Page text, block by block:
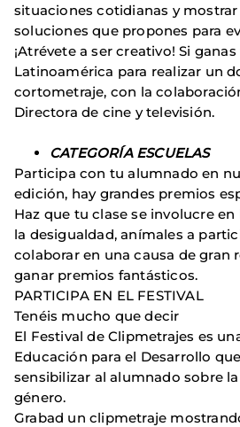
situaciones cotidianas y mostrar
soluciones que propones para
¡Atrévete a ser creativo! Si ganas
Latinoamérica para realizar un
cortometraje, con la
Directora de cine y televisión.
CATEGORÍA ESCUELAS
Participa con tu alumnado en
edición, hay grandes premios
Haz que tu clase se involucre
la desigualdad, anímales a
colaborar en una causa de gran
ganar premios fantásticos.
PARTICIPA EN EL FESTIVAL
Tenéis mucho que decir
El Festival de Clipmetrajes es
Educación para el Desarrollo
sensibilizar al alumnado sobre
género.
Grabad un clipmetraje